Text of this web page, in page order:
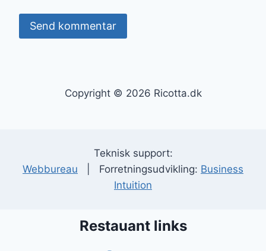
Copyright © 2026 Ricotta.dk
Teknisk support:
Webbureau | Forretningsudvikling: Business
Intuition
Restauant links